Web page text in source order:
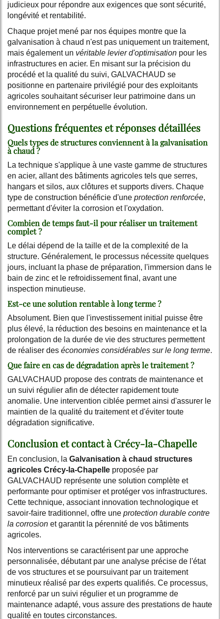
judicieux pour répondre aux exigences que sont sécurité,
longévité et rentabilité.
Chaque projet mené par nos équipes montre que la
galvanisation à chaud n'est pas uniquement un traitement,
mais également un véritable levier d'optimisation pour les
infrastructures en acier. En misant sur la précision du
procédé et la qualité du suivi, GALVACHAUD se
positionne en partenaire privilégié pour des exploitants
agricoles souhaitant sécuriser leur patrimoine dans un
environnement en perpétuelle évolution.
Questions fréquentes et réponses détaillées
Quels types de structures conviennent à la galvanisation
à chaud ?
La technique s'applique à une vaste gamme de structures
en acier, allant des bâtiments agricoles tels que serres,
hangars et silos, aux clôtures et supports divers. Chaque
type de construction bénéficie d'une protection renforcée,
permettant d'éviter la corrosion et l'oxydation.
Combien de temps faut-il pour réaliser un traitement
complet ?
Le délai dépend de la taille et de la complexité de la
structure. Généralement, le processus nécessite quelques
jours, incluant la phase de préparation, l'immersion dans le
bain de zinc et le refroidissement final, avant une
inspection minutieuse.
Est-ce une solution rentable à long terme ?
Absolument. Bien que l'investissement initial puisse être
plus élevé, la réduction des besoins en maintenance et la
prolongation de la durée de vie des structures permettent
de réaliser des économies considérables sur le long terme.
Que faire en cas de dégradation après le traitement ?
GALVACHAUD propose des contrats de maintenance et
un suivi régulier afin de détecter rapidement toute
anomalie. Une intervention ciblée permet ainsi d'assurer le
maintien de la qualité du traitement et d'éviter toute
dégradation significative.
Conclusion et contact à Crécy-la-Chapelle
En conclusion, la Galvanisation à chaud structures
agricoles Crécy-la-Chapelle proposée par
GALVACHAUD représente une solution complète et
performante pour optimiser et protéger vos infrastructures.
Cette technique, associant innovation technologique et
savoir-faire traditionnel, offre une protection durable contre
la corrosion et garantit la pérennité de vos bâtiments
agricoles.
Nos interventions se caractérisent par une approche
personnalisée, débutant par une analyse précise de l'état
de vos structures et se poursuivant par un traitement
minutieux réalisé par des experts qualifiés. Ce processus,
renforcé par un suivi régulier et un programme de
maintenance adapté, vous assure des prestations de haute
qualité en toutes circonstances.